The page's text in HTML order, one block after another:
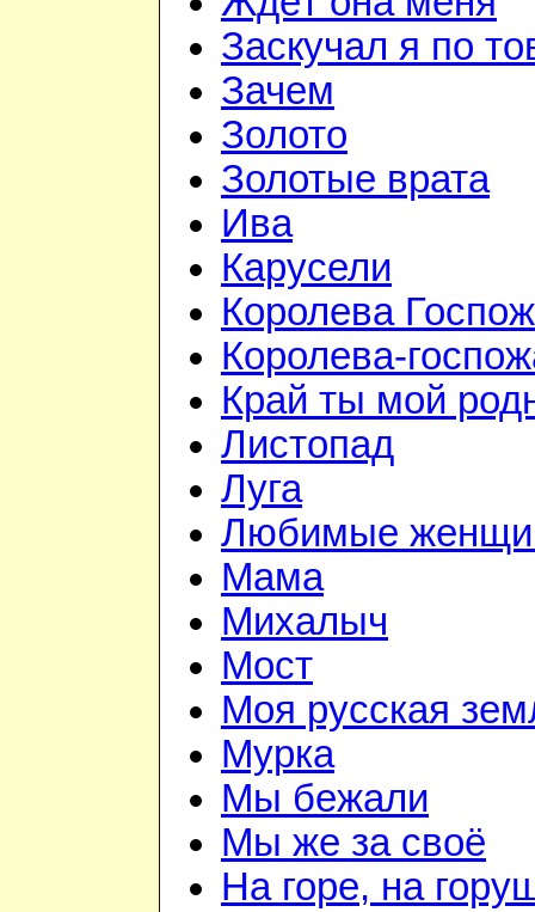
Заскучал я по
Зачем
Золото
Золотые врата
Ива
Карусели
Королева
Королева-
Край ты мой
Листопад
Луга
Любимые
Мама
Михалыч
Мост
Моя русская
Мурка
Мы бежали
Мы же за своё
На горе, на